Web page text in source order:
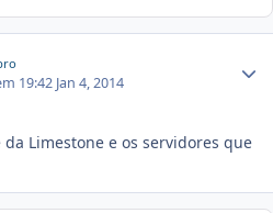
19:42 Jan 4, 2014
Limestone e os servidores que